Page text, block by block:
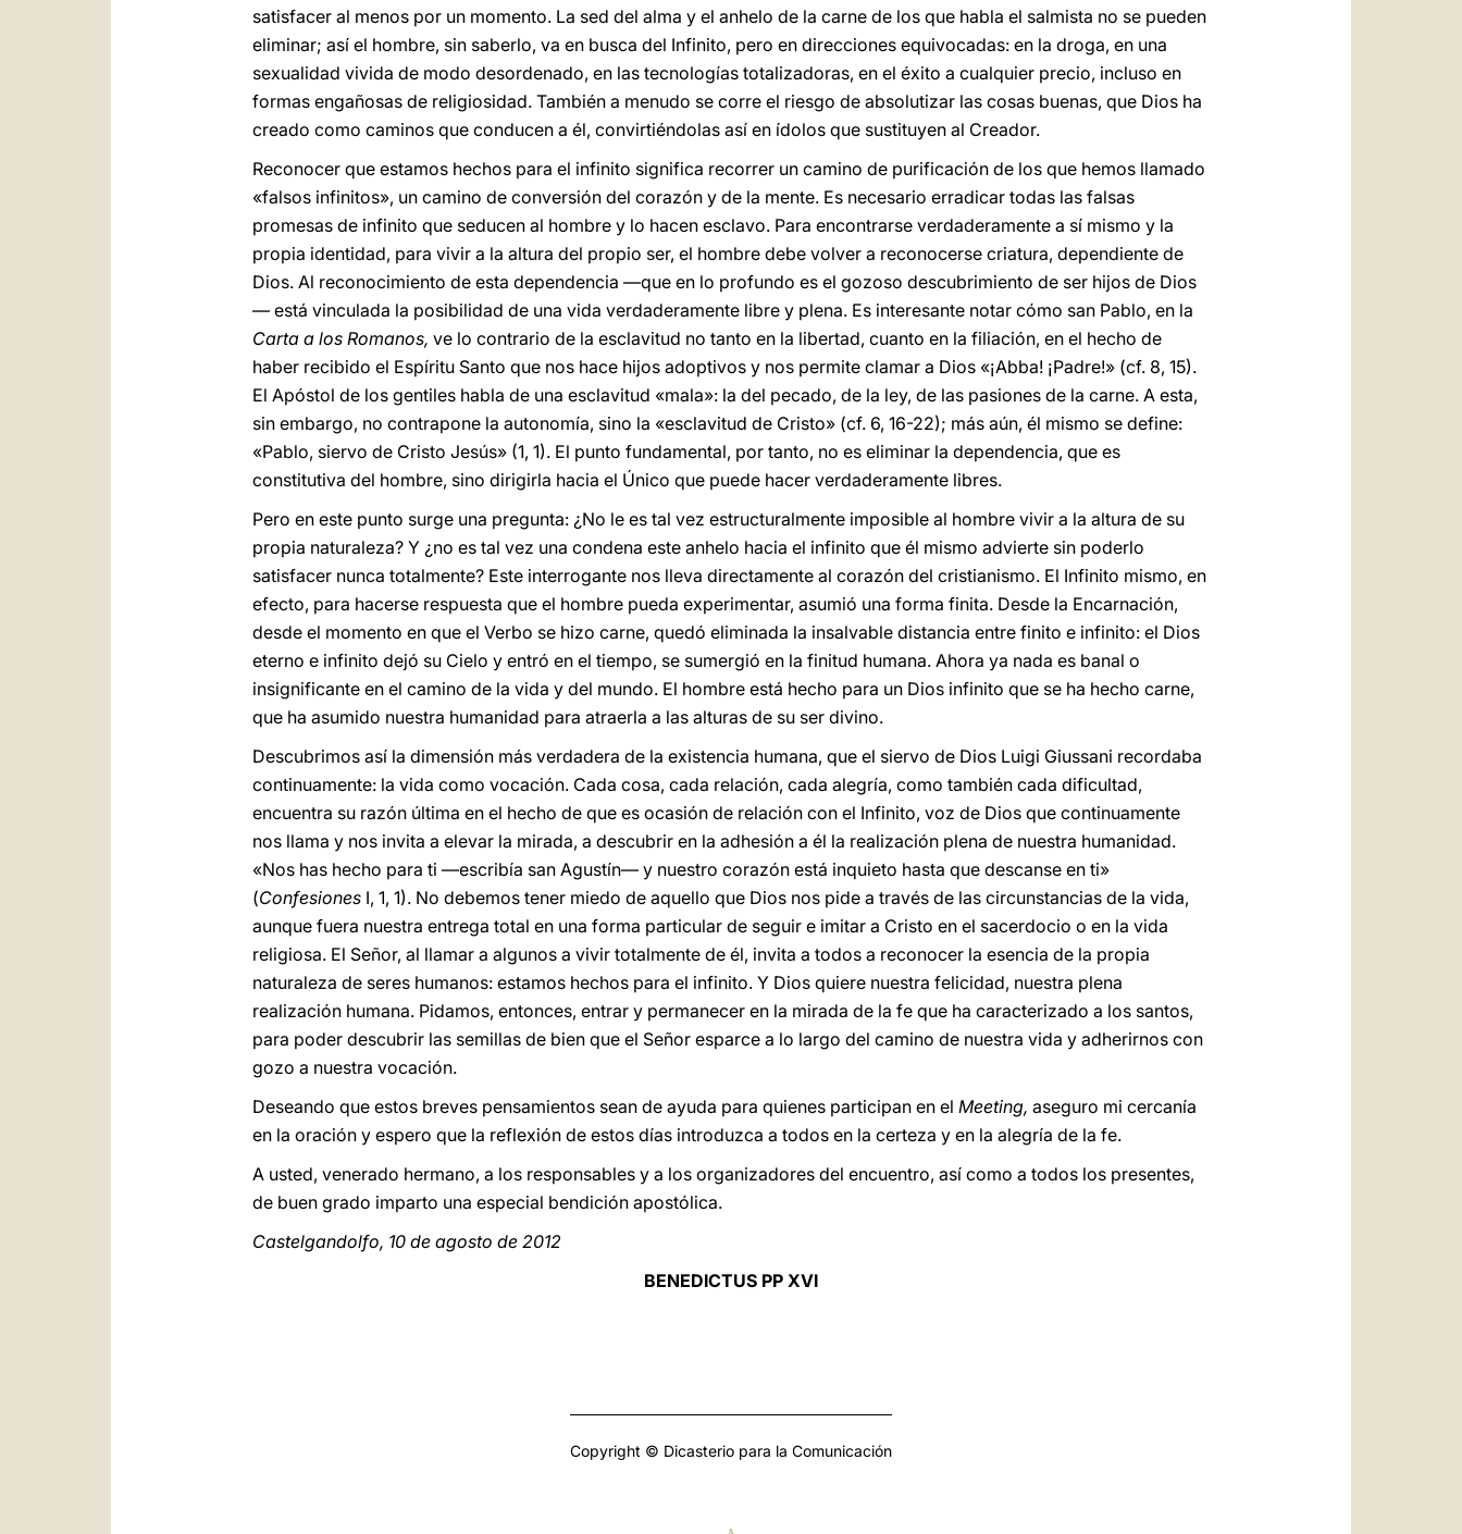
satisfacer al menos por un momento. La sed del alma y el anhelo de la carne de los que habla el salmista no se pueden
eliminar; así el hombre, sin saberlo, va en busca del Infinito, pero en direcciones equivocadas: en la droga, en una
sexualidad vivida de modo desordenado, en las tecnologías totalizadoras, en el éxito a cualquier precio, incluso en
formas engañosas de religiosidad. También a menudo se corre el riesgo de absolutizar las cosas buenas, que Dios ha
creado como caminos que conducen a él, convirtiéndolas así en ídolos que sustituyen al Creador.
Reconocer que estamos hechos para el infinito significa recorrer un camino de purificación de los que hemos llamado
«falsos infinitos», un camino de conversión del corazón y de la mente. Es necesario erradicar todas las falsas
promesas de infinito que seducen al hombre y lo hacen esclavo. Para encontrarse verdaderamente a sí mismo y la
propia identidad, para vivir a la altura del propio ser, el hombre debe volver a reconocerse criatura, dependiente de
Dios. Al reconocimiento de esta dependencia —que en lo profundo es el gozoso descubrimiento de ser hijos de Dios
— está vinculada la posibilidad de una vida verdaderamente libre y plena. Es interesante notar cómo san Pablo, en la
Carta a los Romanos, ve lo contrario de la esclavitud no tanto en la libertad, cuanto en la filiación, en el hecho de
haber recibido el Espíritu Santo que nos hace hijos adoptivos y nos permite clamar a Dios «¡Abba! ¡Padre!» (cf. 8, 15).
El Apóstol de los gentiles habla de una esclavitud «mala»: la del pecado, de la ley, de las pasiones de la carne. A esta,
sin embargo, no contrapone la autonomía, sino la «esclavitud de Cristo» (cf. 6, 16-22); más aún, él mismo se define:
«Pablo, siervo de Cristo Jesús» (1, 1). El punto fundamental, por tanto, no es eliminar la dependencia, que es
constitutiva del hombre, sino dirigirla hacia el Único que puede hacer verdaderamente libres.
Pero en este punto surge una pregunta: ¿No le es tal vez estructuralmente imposible al hombre vivir a la altura de su
propia naturaleza? Y ¿no es tal vez una condena este anhelo hacia el infinito que él mismo advierte sin poderlo
satisfacer nunca totalmente? Este interrogante nos lleva directamente al corazón del cristianismo. El Infinito mismo, en
efecto, para hacerse respuesta que el hombre pueda experimentar, asumió una forma finita. Desde la Encarnación,
desde el momento en que el Verbo se hizo carne, quedó eliminada la insalvable distancia entre finito e infinito: el Dios
eterno e infinito dejó su Cielo y entró en el tiempo, se sumergió en la finitud humana. Ahora ya nada es banal o
insignificante en el camino de la vida y del mundo. El hombre está hecho para un Dios infinito que se ha hecho carne,
que ha asumido nuestra humanidad para atraerla a las alturas de su ser divino.
Descubrimos así la dimensión más verdadera de la existencia humana, que el siervo de Dios Luigi Giussani recordaba
continuamente: la vida como vocación. Cada cosa, cada relación, cada alegría, como también cada dificultad,
encuentra su razón última en el hecho de que es ocasión de relación con el Infinito, voz de Dios que continuamente
nos llama y nos invita a elevar la mirada, a descubrir en la adhesión a él la realización plena de nuestra humanidad.
«Nos has hecho para ti —escribía san Agustín— y nuestro corazón está inquieto hasta que descanse en ti»
(Confesiones I, 1, 1). No debemos tener miedo de aquello que Dios nos pide a través de las circunstancias de la vida,
aunque fuera nuestra entrega total en una forma particular de seguir e imitar a Cristo en el sacerdocio o en la vida
religiosa. El Señor, al llamar a algunos a vivir totalmente de él, invita a todos a reconocer la esencia de la propia
naturaleza de seres humanos: estamos hechos para el infinito. Y Dios quiere nuestra felicidad, nuestra plena
realización humana. Pidamos, entonces, entrar y permanecer en la mirada de la fe que ha caracterizado a los santos,
para poder descubrir las semillas de bien que el Señor esparce a lo largo del camino de nuestra vida y adherirnos con
gozo a nuestra vocación.
Deseando que estos breves pensamientos sean de ayuda para quienes participan en el Meeting, aseguro mi cercanía
en la oración y espero que la reflexión de estos días introduzca a todos en la certeza y en la alegría de la fe.
A usted, venerado hermano, a los responsables y a los organizadores del encuentro, así como a todos los presentes,
de buen grado imparto una especial bendición apostólica.
Castelgandolfo, 10 de agosto de 2012
BENEDICTUS PP XVI
Copyright © Dicasterio para la Comunicación